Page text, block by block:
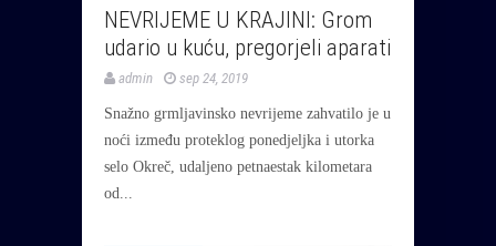
NEVRIJEME U KRAJINI: Grom
udario u kuću, pregorjeli aparati
admin sep 24, 2019
Snažno grmljavinsko nevrijeme zahvatilo je u
noći između proteklog ponedjeljka i utorka
selo Okreč, udaljeno petnaestak kilometara
od...